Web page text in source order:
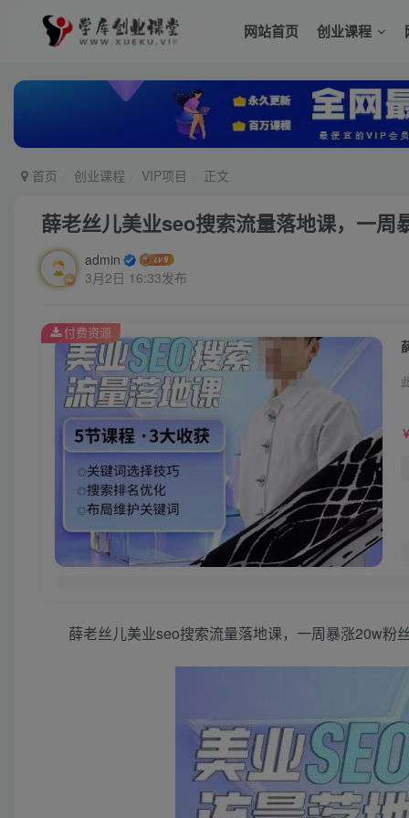
网站首页 创业课程
首页 创业课程 VIP项目 正文
薛老丝儿美业seo搜索流量落地课，一周
admin
3月2日 16:33发布
付费资源
薛老丝儿美业seo搜索流量落地课，一周暴涨20w粉